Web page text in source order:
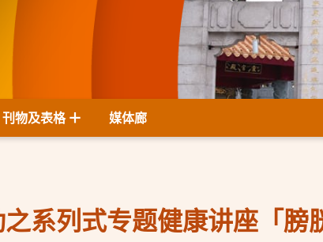
刊物及表格 媒体廊
系列式专题健康讲座「膀